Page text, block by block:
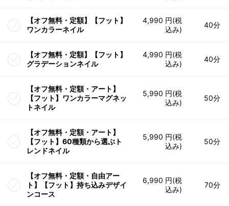
【オフ無料・定額】【フット】
ワンカラーネイル
4,990 円(税
込み)
40分
【オフ無料・定額】【フット】
グラデーションネイル
4,990 円(税
込み)
40分
【オフ無料・定額・アート】
【フット】ワンカラーマグネッ
トネイル
5,990 円(税
込み)
50分
【オフ無料・定額・アート】
【フット】60種類から選ぶト
レンドネイル
5,990 円(税
込み)
50分
【オフ無料・定額・自由アー
ト】【フット】持ち込みデザイ
ンコース
6,990 円(税
込み)
70分